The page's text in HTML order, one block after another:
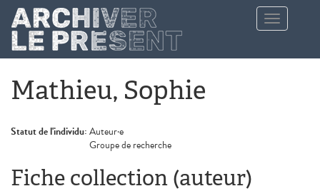
Aller au contenu principal
Toggle
navigation
Mathieu, Sophie
Statut de l'individu:Auteur·e
Groupe de recherche
Fiche collection (auteur)